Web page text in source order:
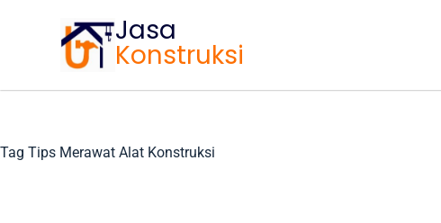
Jasa
Konstruksi
Tag Tips Merawat Alat Konstruksi